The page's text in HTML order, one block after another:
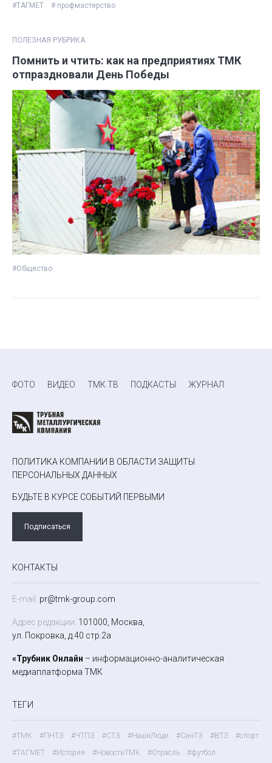
#ТАГМЕТ # профмастерство
ПОЛЕЗНАЯ РУБРИКА
Помнить и чтить: как на предприятиях ТМК
отпраздновали День Победы
#Общество
ФОТО ВИДЕО ТМК ТВ ПОДКАСТЫ ЖУРНАЛ
ПОЛИТИКА КОМПАНИИ В ОБЛАСТИ ЗАЩИТЫ
ПЕРСОНАЛЬНЫХ ДАННЫХ
БУДЬТЕ В КУРСЕ СОБЫТИЙ ПЕРВЫМИ
Подписаться
КОНТАКТЫ
E-mail: pr@tmk-group.com
Адрес редакции: 101000, Москва,
ул. Покровка, д.40 стр.2а
«Трубник Онлайн – информационно-аналитическая
медиаплатформа ТМК
ТЕГИ
#ТМК #ПНТЗ #ЧТПЗ #СТЗ #НашиЛюди #СинТЗ #ВТЗ
#спорт
#ТАГМЕТ
#История #НовостиТМК #Отрасль #футбол